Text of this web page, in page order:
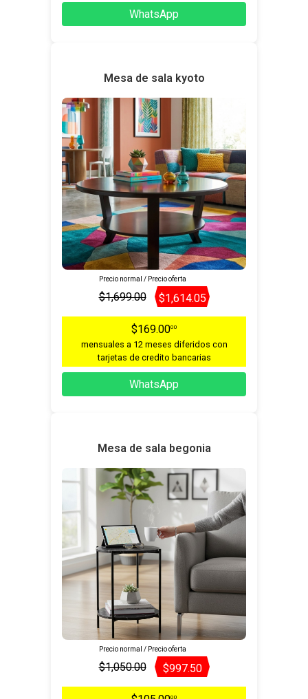
WhatsApp
Mesa de sala kyoto
Precio normal / Precio oferta
$1,699.00 $1,614.05
$169.0000
mensuales a 12 meses diferidos con
tarjetas de credito bancarias
WhatsApp
Mesa de sala begonia
Precio normal / Precio oferta
$1,050.00 $997.50
00